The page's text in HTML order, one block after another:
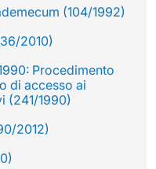
(104/1992)
2010)
Procedimento
di accesso ai
(241/1990)
2012)